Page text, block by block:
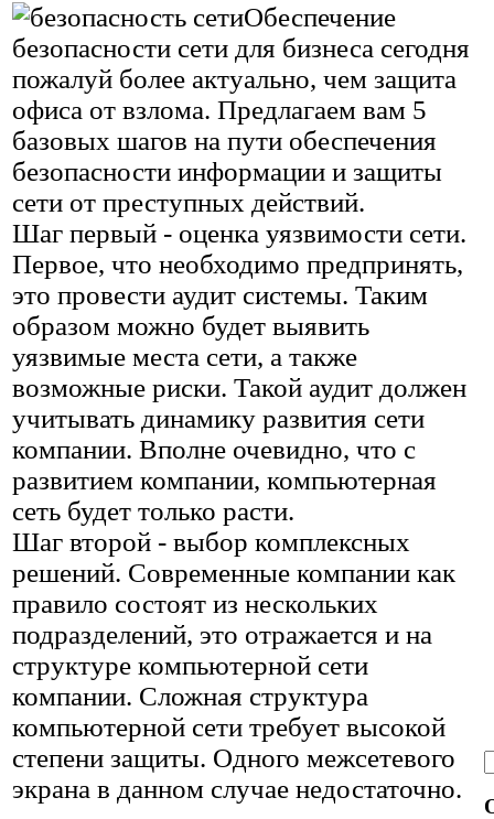
Обеспечение
безопасности сети для бизнеса сегодня
пожалуй более актуально, чем защита
офиса от взлома. Предлагаем вам 5
базовых шагов на пути обеспечения
безопасности информации и защиты
сети от преступных действий.
Шаг первый - оценка уязвимости сети.
Первое, что необходимо предпринять,
это провести аудит системы. Таким
образом можно будет выявить
уязвимые места сети, а также
возможные риски. Такой аудит должен
учитывать динамику развития сети
компании. Вполне очевидно, что с
развитием компании, компьютерная
сеть будет только расти.
Шаг второй - выбор комплексных
решений. Современные компании как
правило состоят из нескольких
подразделений, это отражается и на
структуре компьютерной сети
компании. Сложная структура
компьютерной сети требует высокой
степени защиты. Одного межсетевого
экрана в данном случае недостаточно.